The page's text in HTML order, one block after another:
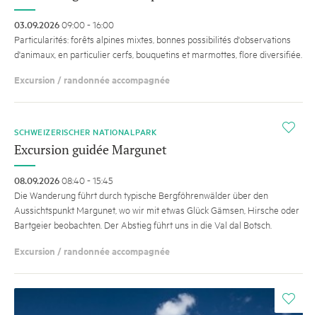
03.09.202609:00 - 16:00
Particularités: forêts alpines mixtes, bonnes possibilités d'observations
d'animaux, en particulier cerfs, bouquetins et marmottes, flore diversifiée.
Excursion / randonnée accompagnée
i
SCHWEIZERISCHER NATIONALPARK
Excursion guidée Margunet
08.09.202608:40 - 15:45
Die Wanderung führt durch ­typische Bergföhrenwälder über den
Aussichtspunkt Margunet, wo wir mit etwas Glück Gämsen, Hirsche oder
Bartgeier beobachten. Der Abstieg führt uns in die Val dal Botsch.
Excursion / randonnée accompagnée
i